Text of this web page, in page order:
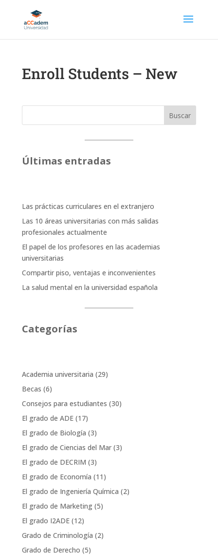
Enroll Students – New
Buscar
Últimas entradas
Las prácticas curriculares en el extranjero
Las 10 áreas universitarias con más salidas
profesionales actualmente
El papel de los profesores en las academias
universitarias
Compartir piso, ventajas e inconvenientes
La salud mental en la universidad española
Categorías
Academia universitaria (29)
Becas (6)
Consejos para estudiantes (30)
El grado de ADE(17)
El grado de Biología (3)
El grado de Ciencias del Mar(3)
El grado de DECRIM (3)
El grado de Economía (11)
El grado de Ingeniería Química (2)
El grado de Marketing(5)
El grado I2ADE(12)
Grado de Criminología (2)
Grado de Derecho (5)